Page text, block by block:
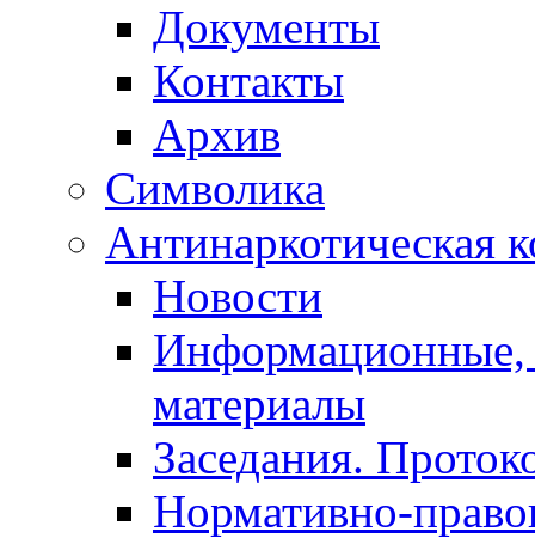
Документы
Контакты
Архив
Символика
Антинаркотическая
Новости
Информационные,
материалы
Заседания.
Нормативно-